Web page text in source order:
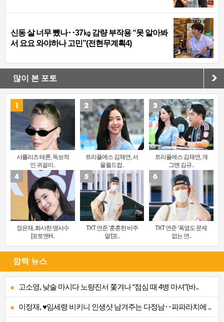
신동 살 너무 뺐나‥37㎏ 감량 부작용 “못 알아봐
서 요요 와야하나 고민”(전현무계획4)
많이 본 포토
샤를리즈 테론, 독보적
인 귀걸이..
트리플에스 김채연, 서
울월드컵..
트리플에스 김채연, 개
그맨 김규..
정은채, 화사한 명사수
[포토엔H..
TXT 연준 ‘훈훈한 비주
얼’[포..
TXT 연준 ‘폭염도 문제
없는 연..
깜짝 뉴스
고소영, 낮술 마시다 노량진서 쫓겨나 “점심 때 4병 마셔”(바..
이정재, ♥임세령 비키니 인생샷 남겨주는 다정남‥파파라치에 ..